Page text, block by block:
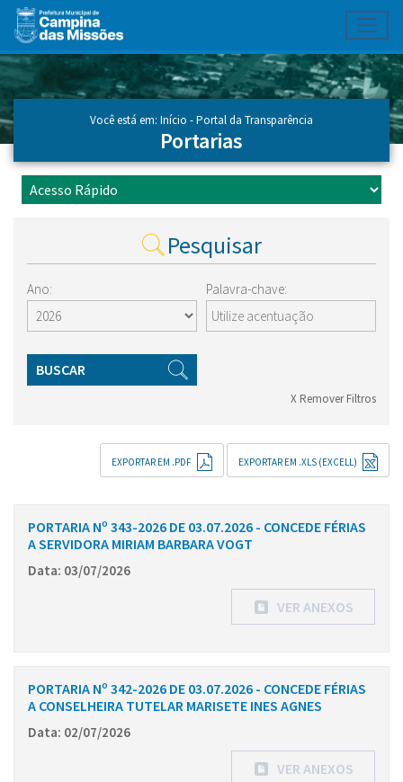
Ir para conteúdo principal
Conteúdo Principal
Você está em: Início -Portal da Transparência
Portarias
Pesquisar
Ano: Palavra-chave:
BUSCAR
X Remover Filtros
EXPORTAR EM .XLS (EXCELL)
EXPORTAR EM .PDF
PORTARIA Nº 343-2026 DE 03.07.2026 - CONCEDE FÉRIAS
A SERVIDORA MIRIAM BARBARA VOGT
Data: 03/07/2026
VER ANEXOS
PORTARIA Nº 342-2026 DE 03.07.2026 - CONCEDE FÉRIAS
A CONSELHEIRA TUTELAR MARISETE INES AGNES
Data: 02/07/2026
VER ANEXOS